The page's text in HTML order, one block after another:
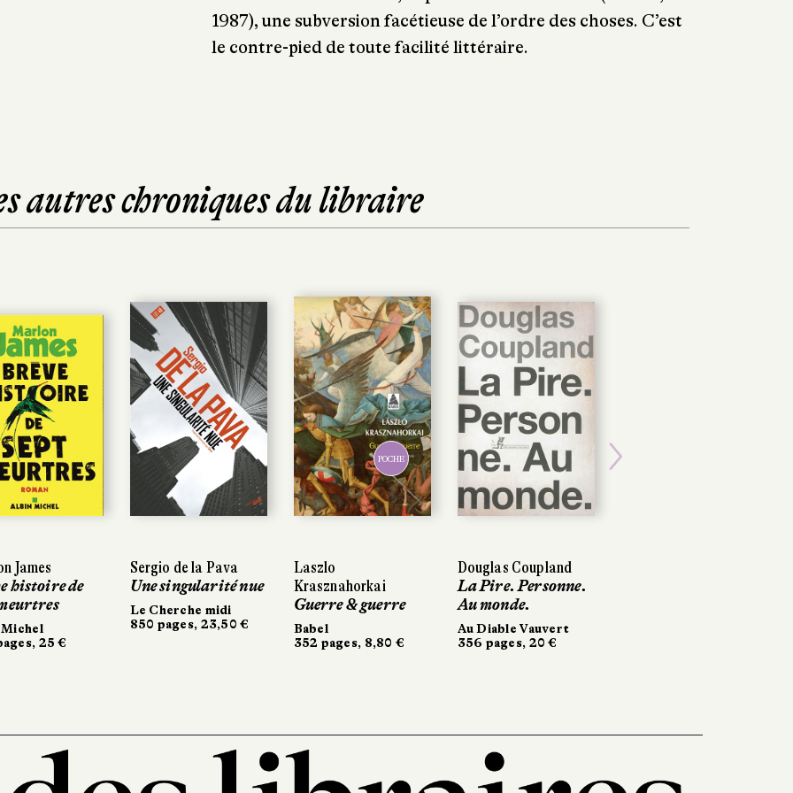
1987), une subversion facétieuse de l’ordre des choses. C’est
le contre-pied de toute facilité littéraire.
autres chroniques du libraire
James
histoire de
25 €
Sergio de la Pava
Une singularité nue
Le Cherche midi
850 pages, 23,50 €
POCHE
Laszlo
Krasznahorkai
Guerre & guerre
Babel
352 pages, 8,80 €
Douglas Coupland
La Pire. Personne.
Au monde.
Au Diable Vauvert
356 pages, 20 €